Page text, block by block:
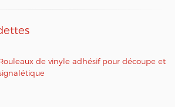
de vinyle adhésif pour découpe et